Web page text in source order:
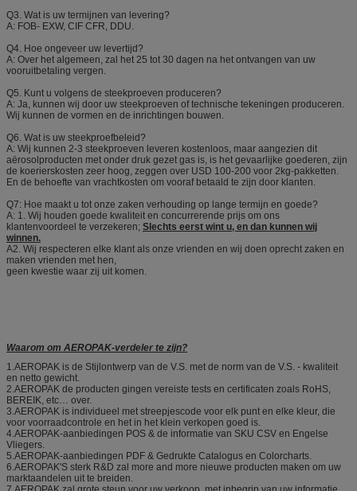
Q3. Wat is uw termijnen van levering?
A: FOB- EXW, CIF CFR, DDU.
Q4. Hoe ongeveer uw levertijd?
A: Over het algemeen, zal het 25 tot 30 dagen na het ontvangen van uw
vooruitbetaling vergen.
Q5. Kunt u volgens de steekproeven produceren?
A: Ja, kunnen wij door uw steekproeven of technische tekeningen produceren.
Wij kunnen de vormen en de inrichtingen bouwen.
Q6. Wat is uw steekproefbeleid?
A: Wij kunnen 2-3 steekproeven leveren kostenloos, maar aangezien dit
aërosolproducten met onder druk gezet gas is, is het gevaarlijke goederen, zijn
de koerierskosten zeer hoog, zeggen over USD 100-200 voor 2kg-pakketten.
En de behoefte van vrachtkosten om vooraf betaald te zijn door klanten.
Q7: Hoe maakt u tot onze zaken verhouding op lange termijn en goede?
A: 1. Wij houden goede kwaliteit en concurrerende prijs om ons
klantenvoordeel te verzekeren; Slechts eerst wint u, en dan kunnen wij
winnen.
A2. Wij respecteren elke klant als onze vrienden en wij doen oprecht zaken en
maken vrienden met hen,
geen kwestie waar zij uit komen.
Waarom om AEROPAK-verdeler te zijn?
1.AEROPAK is de Stijlontwerp van de V.S. met de norm van de V.S. - kwaliteit
en netto gewicht.
2.AEROPAK de producten gingen vereiste tests en certificaten zoals RoHS,
BEREIK, etc… over.
3.AEROPAK is individueel met streepjescode voor elk punt en elke kleur, die
voor voorraadcontrole en het in het klein verkopen goed is.
4.AEROPAK-aanbiedingen POS & de informatie van SKU CSV en Engelse
Vliegers.
5.AEROPAK-aanbiedingen PDF & Gedrukte Catalogus en Colorcharts.
6.AEROPAK'S sterk R&D zal more and more nieuwe producten maken om uw
marktaandelen uit te breiden.